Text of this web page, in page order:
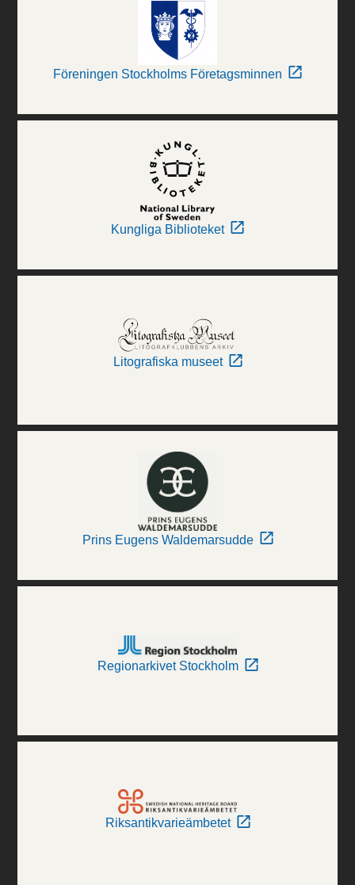
Föreningen Stockholms Företagsminnen
Kungliga Biblioteket
Litografiska museet
Prins Eugens Waldemarsudde
Regionarkivet Stockholm
Riksantikvarieämbetet